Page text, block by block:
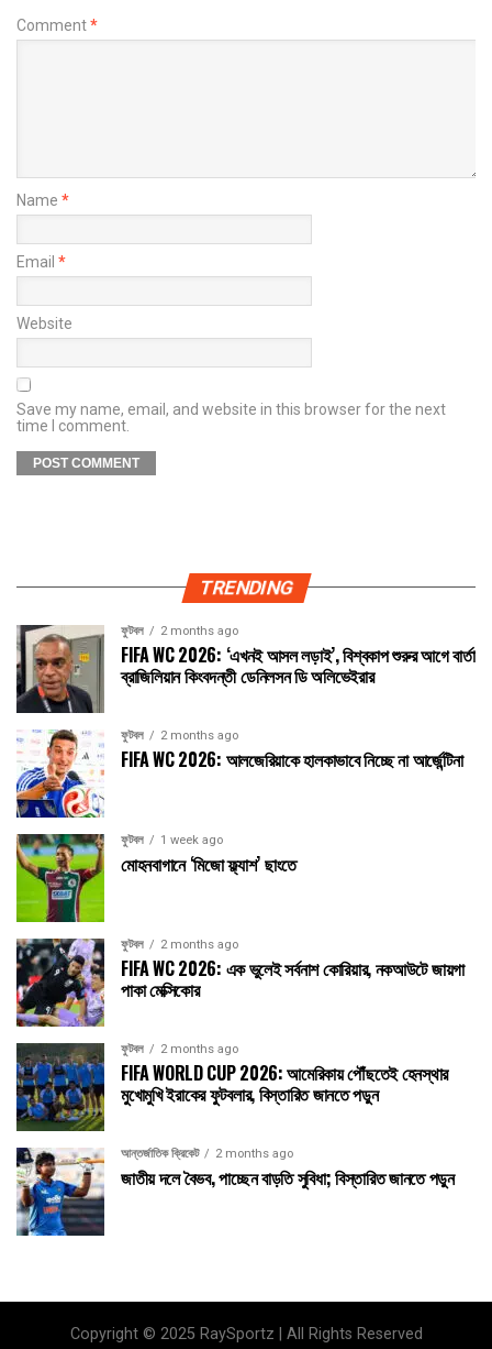
Comment*
Name *
Email *
Website
Save my name, email, and website in this browser for the next
time I comment.
TRENDING
ফুটবল 2 months ago
FIFA WC 2026: ‘এখনই আসল লড়াই’, বিশ্বকাপ শুরুর আগে বার্তা
ব্রাজিলিয়ান কিংবদন্তী ডেনিলসন ডি অলিভেইরার
ফুটবল 2 months ago
FIFA WC 2026: আলজেরিয়াকে হালকাভাবে নিচ্ছে না আর্জেন্টিনা
ফুটবল 1 week ago
মোহনবাগানে ‘মিজো ফ্ল্যাশ’ ছাংতে
ফুটবল 2 months ago
FIFA WC 2026: এক ভুলেই সর্বনাশ কোরিয়ার, নকআউটে জায়গা
পাকা মেক্সিকোর
ফুটবল 2 months ago
FIFA WORLD CUP 2026: আমেরিকায় পৌঁছতেই হেনস্থার
মুখোমুখি ইরাকের ফুটবলার, বিস্তারিত জানতে পড়ুন
আন্তর্জাতিক ক্রিকেট 2 months ago
জাতীয় দলে বৈভব, পাচ্ছেন বাড়তি সুবিধা; বিস্তারিত জানতে পড়ুন
Copyright © 2025 RaySportz | All Rights Reserved